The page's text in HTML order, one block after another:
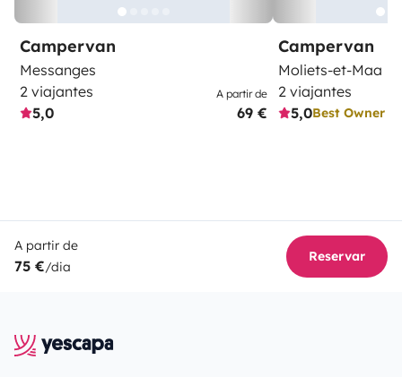
Campervan
Messanges
2 viajantes
5,0
A partir de
69 €
Campervan
Moliets-et-Maa
2 viajantes
5,0Best Owner
A partir de
75 €/dia
Reservar